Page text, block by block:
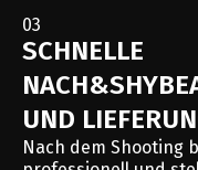
03
SCHNELLE
UND
Nach dem Shooting